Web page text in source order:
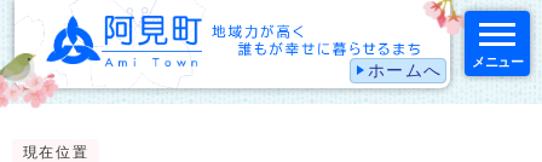
ホームへ メニュー
現在位置